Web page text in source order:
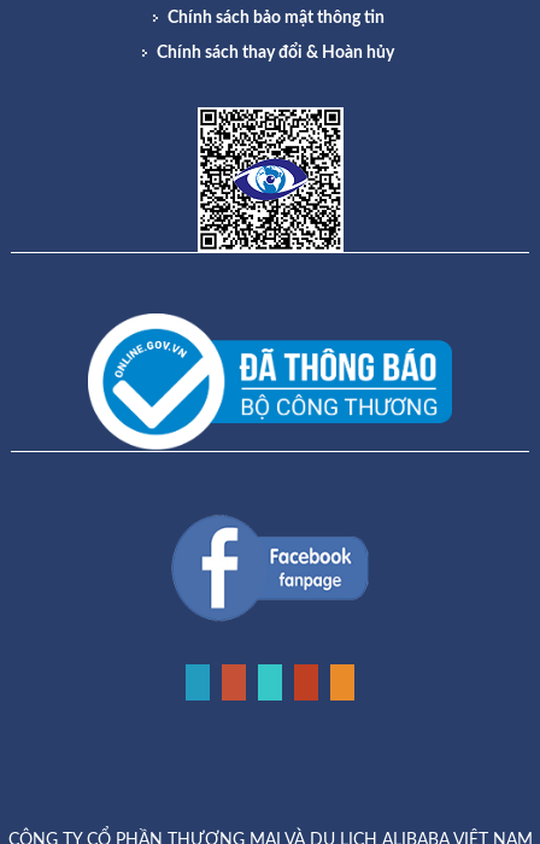
Chính sách bảo mật thông tin
Chính sách thay đổi & Hoàn hủy
CÔNG TY CỔ PHẦN THƯƠNG MẠI VÀ DU LỊCH ALIBABA VIỆT NAM